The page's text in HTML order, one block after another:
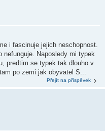
i fascinuje jejich neschopnost.
Naposledy mi typek
predtim se typek tak dlouho v
po zemi jak obyvatel S...
Přejít na příspěvek